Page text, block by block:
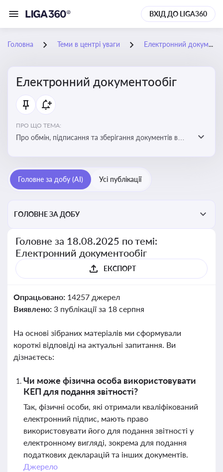
ВХІД ДО LIGA360
Головна Теми в центрі уваги Електронний документообіг
Електронний документообіг
ПРО ЩО ТЕМА:
Про обмін, підписання та зберігання документів в
Головне за добу (AI) Усі публікації
ГОЛОВНЕ ЗА ДОБУ
Головне за 18.08.2025 по темі:
Електронний документообіг
ЕКСПОРТ
Опрацьовано: 14257 джерел
Виявлено: 3 публікації за 18 серпня
На основі зібраних матеріалів ми сформували
короткі відповіді на актуальні запитання. Ви
дізнаєтесь:
Чи може фізична особа використовувати
КЕП для подання звітності?
Так, фізичні особи, які отримали кваліфікований
електронний підпис, мають право
використовувати його для подання звітності у
електронному вигляді, зокрема для подання
податкових декларацій та інших документів.
Джерело